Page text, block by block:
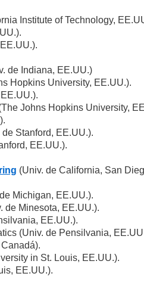
Institute of Technology,
de Indiana, EE.UU.)
Hopkins University, EE.UU.).
Johns Hopkins University,
de Stanford, EE.UU.).
EE.UU.).
(Univ. de California, San
Michigan, EE.UU.).
de Minesota, EE.UU.).
EE.UU.).
(Univ. de Pensilvania,
in St. Louis, EE.UU.).
EE.UU.).